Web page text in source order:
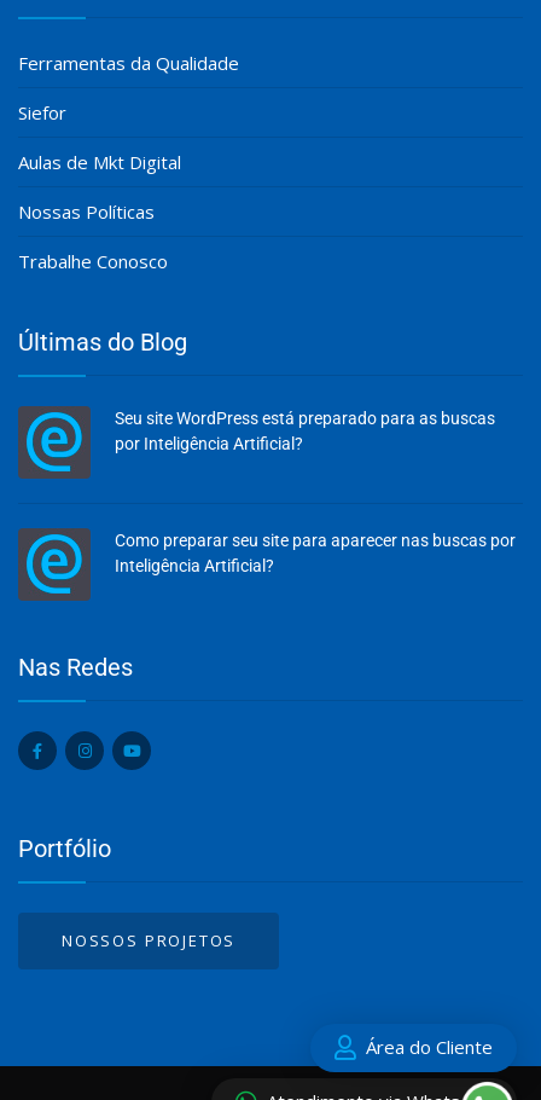
Ferramentas da Qualidade
Siefor
Aulas de Mkt Digital
Nossas Políticas
Trabalhe Conosco
Últimas do Blog
Seu site WordPress está preparado para as buscas
por Inteligência Artificial?
Como preparar seu site para aparecer nas buscas por
Inteligência Artificial?
Nas Redes
Portfólio
NOSSOS PROJETOS
Área do Cliente
Olá, insira seus dados para continuar.
Nome
Número de celular